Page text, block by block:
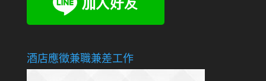
酒店應徵兼職兼差工作